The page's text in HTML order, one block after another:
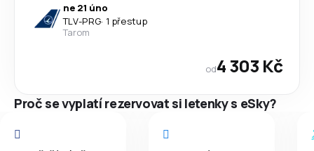
ne 21 úno
TLV-PRG· 1 přestup
Tarom
od4 303 Kč
Proč se vyplatí rezervovat si letenky s eSky?